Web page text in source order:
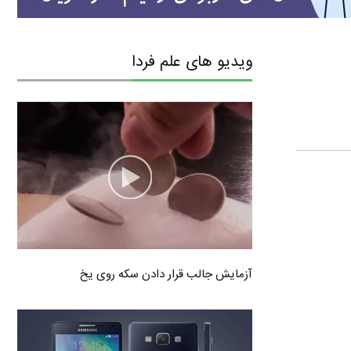
ویدیو های علم فردا
آزمایش جالب قرار دادن سکه روی یخ